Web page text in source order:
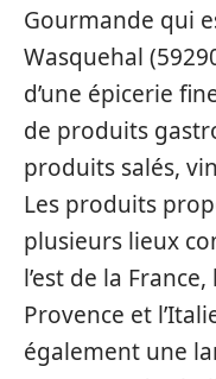
Gourmande qui
Wasquehal
d’une épicerie
de produits
produits salés,
Les produits
plusieurs lieux
l’est de la
Provence et
également une